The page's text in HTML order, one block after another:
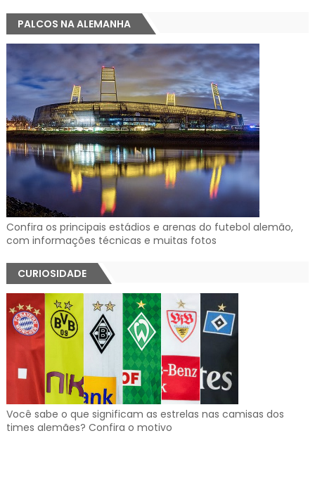
PALCOS NA ALEMANHA
Confira os principais estádios e arenas do futebol alemão,
com informações técnicas e muitas fotos
CURIOSIDADE
Você sabe o que significam as estrelas nas camisas dos
times alemães? Confira o motivo